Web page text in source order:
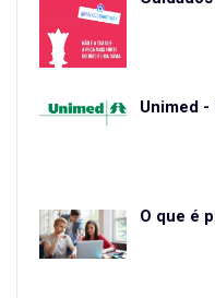
Unimed -
O que é